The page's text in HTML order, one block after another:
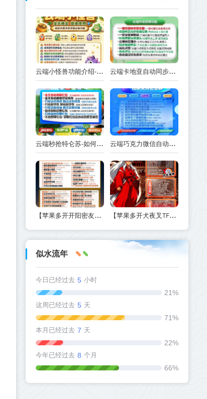
云端小怪兽功能介绍-使用注意事项 云端卡地亚自动同步跟随转发朋友圈_卡地亚官方微信一键转发
云端秒抢特仑苏-如何实现抢红包功能-工作原理解析 云端巧克力微信自动抢红包操作流程巧克力激活码续费云端秒抢辅助工具
【苹果多开开阳密友功能-激活码商城版】另外支持虚拟视频功能 【苹果多开犬夜叉TF兑换激活码官网下载方法】如何实现定时群发和万群同步
似水流年
今日已经过去 5 小时
21%
这周已经过去 5 天
71%
本月已经过去 7 天
22%
今年已经过去 8 个月
66%